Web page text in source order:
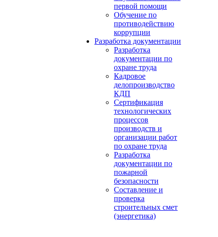
первой помощи
Обучение по
противодействию
коррупции
Разработка документации
Разработка
документации по
охране труда
Кадровое
делопроизводство
КДП
Сертификация
технологических
процессов
производств и
организации работ
по охране труда
Разработка
документации по
пожарной
безопасности
Составление и
проверка
строительных смет
(энергетика)